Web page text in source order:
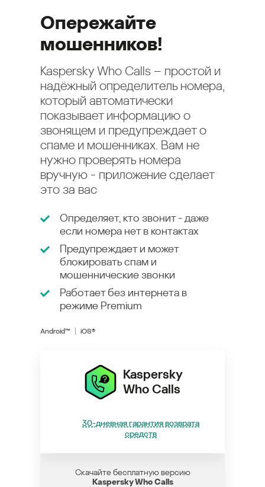
Опережайте
мошенников!
Kaspersky Who Calls – простой и
надёжный определитель номера,
который автоматически
показывает информацию о
звонящем и предупреждает о
спаме и мошенниках. Вам не
нужно проверять номера
вручную - приложение сделает
это за вас
Определяет, кто звонит - даже
если номера нет в контактах
Предупреждает и может
блокировать спам и
мошеннические звонки
Работает без интернета в
режиме Premium
Android™ iOS®
Kaspersky
Who Calls
30-дневная гарантия возврата
средств
Скачайте бесплатную версию
Kaspersky Who Calls